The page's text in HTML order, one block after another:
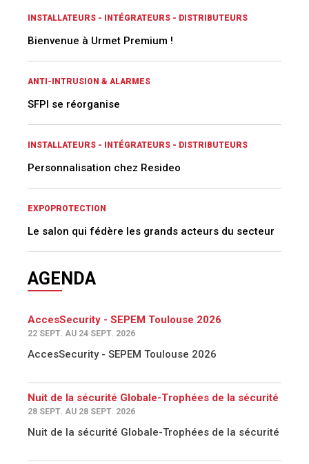
INSTALLATEURS - INTÉGRATEURS - DISTRIBUTEURS
Bienvenue à Urmet Premium !
ANTI-INTRUSION & ALARMES
SFPI se réorganise
INSTALLATEURS - INTÉGRATEURS - DISTRIBUTEURS
Personnalisation chez Resideo
EXPOPROTECTION
Le salon qui fédère les grands acteurs du secteur
AGENDA
AccesSecurity - SEPEM Toulouse 2026
22 SEPT. AU 24 SEPT. 2026
AccesSecurity - SEPEM Toulouse 2026
Nuit de la sécurité Globale-Trophées de la sécurité
28 SEPT. AU 28 SEPT. 2026
Nuit de la sécurité Globale-Trophées de la sécurité